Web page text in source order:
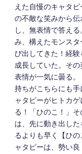
えた自慢のキャタ
の不敵な笑みから
し、無表情で答え
み、構えたモンス
び出してきた！経
成長していた。そ
表情が一気に曇る
持ちがこちらにも
ャタピーがヒトカ
る！「ひのこ！」
は、先に動き出し
るよりも早く【ひ
ャタピーは、勢い